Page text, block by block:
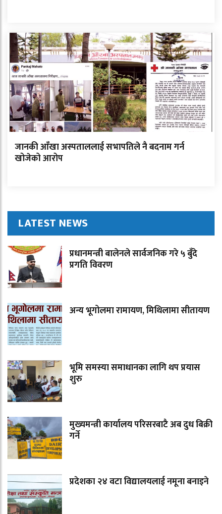
जानकी आँखा अस्पताललाई सभापतिले नै बदनाम गर्न
खोजेको आरोप
LATEST NEWS
प्रधानमन्त्री बालेनले सार्वजनिक गरे ५ बुँदे
प्रगति विवरण
अन्य भूगोलमा रामायण, मिथिलामा सीतायण
भूमि समस्या समाधानका लागि थप प्रयास
शुरु
मुख्यमन्त्री कार्यालय परिसरबाटै अब दुध बिक्री
गर्ने
प्रदेशका २४ वटा विद्यालयलाई नमूना बनाइने